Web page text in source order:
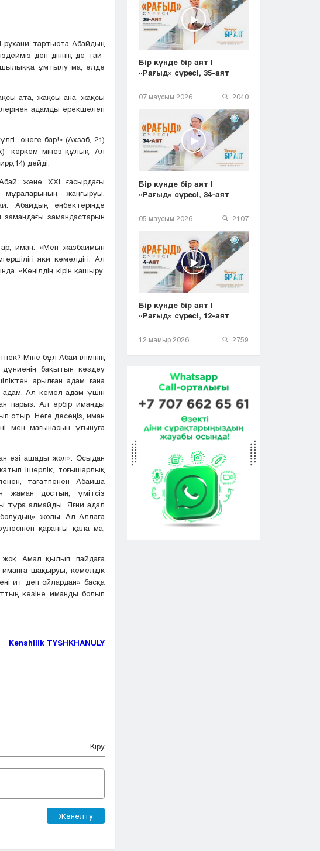
рухани тартыста Абайдың
деп діннің де тай-
ұмтылу ма, әлде
ата, жақсы ана, жақсы
адамды ерекшелеп
-өнеге бар!» (Ахзаб, 21)
-көркем мінез-құлық. Ал
дейді.
және ХХІ ғасырдағы
жаңғыруы,
Абайдың еңбектерінде
замандастарын
иман. «Мен жазбаймын
яки кемелдігі. Ал
«Көңілдің кірін қашыру,
Міне бұл Абай ілімінің
дүниенің бақытын көздеу
арылған адам ғана
Ал кемел адам үшін
парыз. Ал әрбір иманды
отыр. Неге десеңіз, иман
мен мағынасын ұғынуға
өзі ашады жол». Осыдан
ішерлік, тоғышарлық
тағатпенен Абайша
жаман достың, үмітсіз
тұра алмайды. Яғни адал
жолы. Ал Аллаға
қараңғы қала ма,
Амал қылып, пайдаға
шақыруы, кемелдік
ит деп ойлардан» басқа
көзіне иманды болып
Kenshilik TYSHKHANULY
Кіру
Жөнелту
Бір күнде бір аят |
«Рағыд» сүресі, 35-аят
07 маусым 2026 2040
Бір күнде бір аят |
«Рағыд» сүресі, 34-аят
05 маусым 2026 2107
Бір күнде бір аят |
«Рағыд» сүресі, 12-аят
12 мамыр 2026 2759